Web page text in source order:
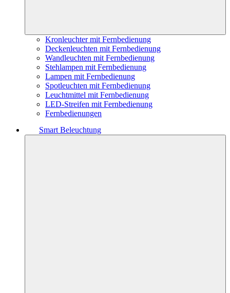
Kronleuchter mit Fernbedienung
Deckenleuchten mit Fernbedienung
Wandleuchten mit Fernbedienung
Stehlampen mit Fernbedienung
Lampen mit Fernbedienung
Spotleuchten mit Fernbedienung
Leuchtmittel mit Fernbedienung
LED-Streifen mit Fernbedienung
Fernbedienungen
Smart Beleuchtung